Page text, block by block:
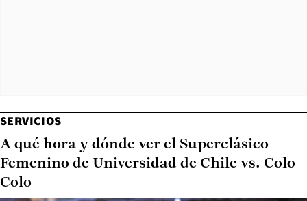
SERVICIOS
A qué hora y dónde ver el Superclásico
Femenino de Universidad de Chile vs. Colo
Colo